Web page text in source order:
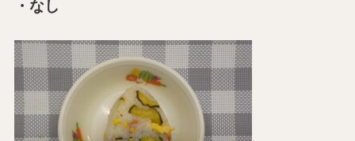
・なし